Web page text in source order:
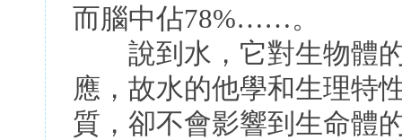
而腦中佔78%……。
說到水，它對生物體的
應，故水的他學和生理特
質，卻不會影響到生命體